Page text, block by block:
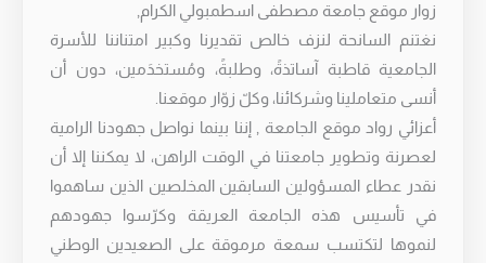
زوار موقع جامعة مصطفى اسطمبولي الكرام,
نغتنم السانحة لنزف خالص تقديرنا وكبير امتناننا للأسرة
الجامعية قاطبة آساتذةً، وطلبةً، ومُستخدَمين، دون أن
أنسى متعاملينا وشركائنا، وكلّ زوّار موقعنا.
أعزائي رواد موقع الجامعة , إننا بينما نواصل جهودنا الرامية
لعصرنة وتطوير جامعتنا في الوقت الراهن، لا يمكننا إلا أن
نقدر عطاء المسؤولين السابقين المخلصين الذين ساهموا
في تأسيس هذه الجامعة العريقة وكرّسوا جهودهم
لنموها لتكتسب سمعة مرموقة على الصعيدين الوطني